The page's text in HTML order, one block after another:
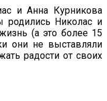
и Анна Курникова
родились Николас и
(а это более 15
они не выставляли
радости от своих